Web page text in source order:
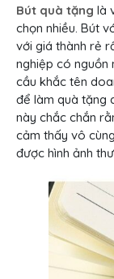
Bút quà tặng là
chọn nhiều. Bút
với giá thành rẻ
nghiệp có nguồn
cầu khắc tên
để làm quà tặng
này chắc chắn
cảm thấy vô
được hình ảnh